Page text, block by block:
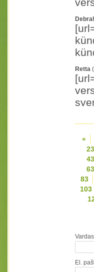
Retta (
«
23
43
63
83
103
Vardas
El.